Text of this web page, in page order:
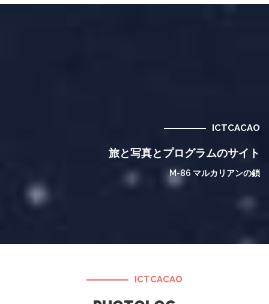
ICTCACAO
旅と写真とプログラムのサイト
M-86 マルカリアンの鎖
ICTCACAO